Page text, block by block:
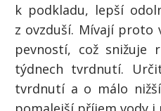
k podkladu, lepší
z ovzduší. Mívají proto
pevností, což snižuje
týdnech tvrdnutí.
tvrdnutí a o málo